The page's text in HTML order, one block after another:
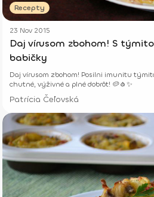
Recepty
23 Nov 2015
Daj vírusom zbohom! S
babičky
Daj vírusom zbohom! Posilni imunitu
chutné, výživné a plné dobrôt! 🥔🧄✨
Patrícia Čeľovská